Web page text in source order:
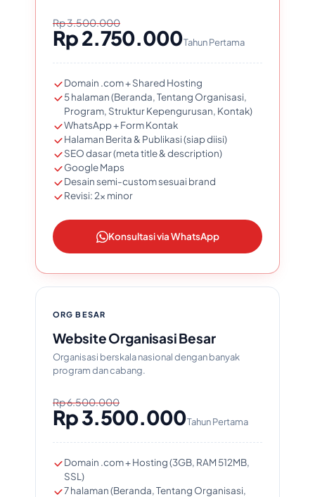
Rp 3.500.000
Rp 2.750.000Tahun Pertama
Domain .com + Shared Hosting
5 halaman (Beranda, Tentang Organisasi,
Program, Struktur Kepengurusan, Kontak)
WhatsApp + Form Kontak
Halaman Berita & Publikasi (siap diisi)
SEO dasar (meta title & description)
Google Maps
Desain semi-custom sesuai brand
Revisi: 2x minor
Konsultasi via WhatsApp
ORG BESAR
Website Organisasi Besar
Organisasi berskala nasional dengan banyak
program dan cabang.
Rp 6.500.000
Rp 3.500.000Tahun Pertama
Domain .com + Hosting (3GB, RAM 512MB,
SSL)
7 halaman (Beranda, Tentang Organisasi,